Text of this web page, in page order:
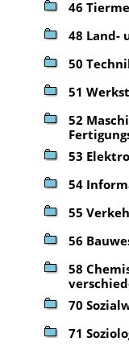
46
48 Land-
50
51
52
53
54
55
56
58
70
71